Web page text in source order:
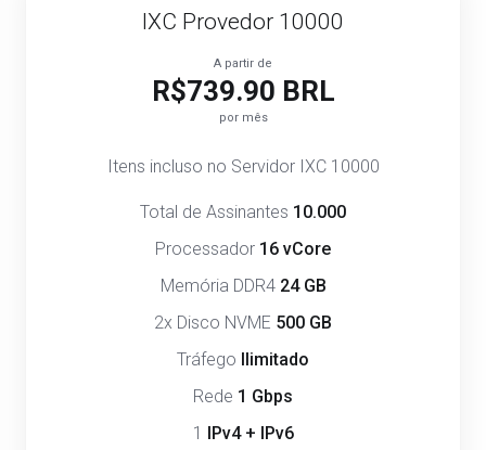
IXC Provedor 10000
A partir de
R$739.90 BRL
por mês
Itens incluso no Servidor IXC 10000
Total de Assinantes 10.000
Processador 16 vCore
Memória DDR4 24 GB
2x Disco NVME 500 GB
Tráfego Ilimitado
Rede 1 Gbps
1 IPv4 + IPv6